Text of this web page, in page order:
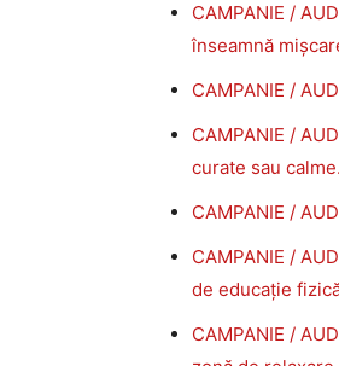
CAMPANIE /
înseamnă
CAMPANIE /
CAMPANIE /
curate sau
CAMPANIE /
CAMPANIE /
de educație
CAMPANIE /